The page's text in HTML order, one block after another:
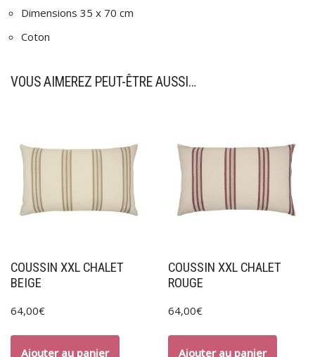
Dimensions 35 x 70 cm
Coton
VOUS AIMEREZ PEUT-ÊTRE AUSSI…
COUSSIN XXL CHALET
BEIGE
64,00€
Ajouter au panier
COUSSIN XXL CHALET
ROUGE
64,00€
Ajouter au panier